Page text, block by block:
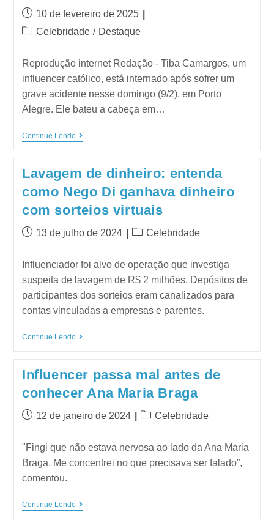
10 de fevereiro de 2025
Celebridade / Destaque
Reprodução internet Redação - Tiba Camargos, um
influencer católico, está internado após sofrer um
grave acidente nesse domingo (9/2), em Porto
Alegre. Ele bateu a cabeça em…
Continue Lendo
Lavagem de dinheiro: entenda
como Nego Di ganhava dinheiro
com sorteios virtuais
13 de julho de 2024 Celebridade
Influenciador foi alvo de operação que investiga
suspeita de lavagem de R$ 2 milhões. Depósitos de
participantes dos sorteios eram canalizados para
contas vinculadas a empresas e parentes.
Continue Lendo
Influencer passa mal antes de
conhecer Ana Maria Braga
12 de janeiro de 2024 Celebridade
"Fingi que não estava nervosa ao lado da Ana Maria
Braga. Me concentrei no que precisava ser falado”,
comentou.
Continue Lendo